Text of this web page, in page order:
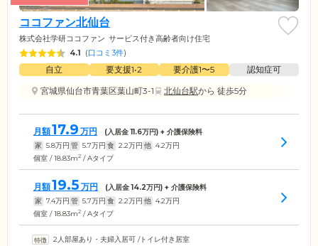
ココファン北仙台
株式会社学研ココファン サービス付き高齢者向け住宅
4.1 (口コミ3件)
自立 要支援1•2 要介護1〜5
認知症可
宮城県仙台市青葉区葉山町3-1
北仙台駅から 徒歩5分
月額17.9 万円 (入居金11.6万円) + 介護保険料
家 5.8万円 管 5.7万円 食 2.2万円 他 4.2万円
個室 / 18.83m2 / Aタイプ
月額19.5 万円 (入居金14.2万円) + 介護保険料
家 7.4万円 管 5.7万円 食 2.2万円 他 4.2万円
個室 / 18.83m2 / Aタイプ
2人部屋あり・夫婦入居可 /トイレ付き居室